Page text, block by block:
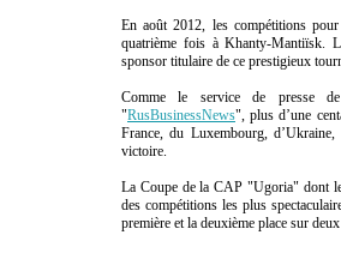
En août 2012, les compétitions
quatrième fois à Khanty-Mantiïsk.
sponsor titulaire de ce prestigieux
Comme le service de presse
"RusBusinessNews", plus d’une
France, du Luxembourg,
victoire.
La Coupe de la CAP "Ugoria" dont
des compétitions les plus
première et la deuxième place sur